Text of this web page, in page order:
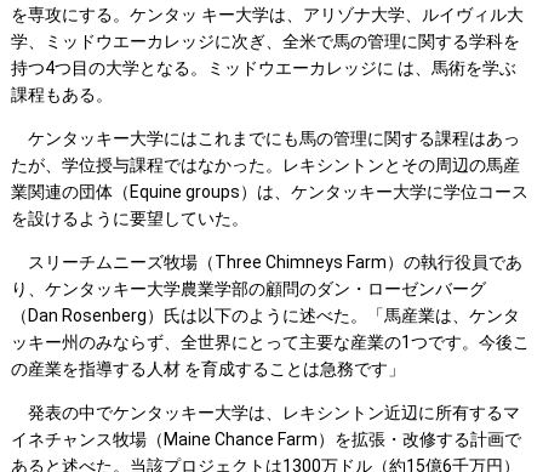
を専攻にする。ケンタッ キー大学は、アリゾナ大学、ルイヴィル大
学、ミッドウエーカレッジに次ぎ、全米で馬の管理に関する学科を
持つ4つ目の大学となる。ミッドウエーカレッジに は、馬術を学ぶ
課程もある。
ケンタッキー大学にはこれまでにも馬の管理に関する課程はあっ
たが、学位授与課程ではなかった。レキシントンとその周辺の馬産
業関連の団体（Equine groups）は、ケンタッキー大学に学位コース
を設けるように要望していた。
スリーチムニーズ牧場（Three Chimneys Farm）の執行役員であ
り、ケンタッキー大学農業学部の顧問のダン・ローゼンバーグ
（Dan Rosenberg）氏は以下のように述べた。「馬産業は、ケンタ
ッキー州のみならず、全世界にとって主要な産業の1つです。今後こ
の産業を指導する人材 を育成することは急務です」
発表の中でケンタッキー大学は、レキシントン近辺に所有するマ
イネチャンス牧場（Maine Chance Farm）を拡張・改修する計画で
あると述べた。当該プロジェクトは1300万ドル（約15億6千万円）